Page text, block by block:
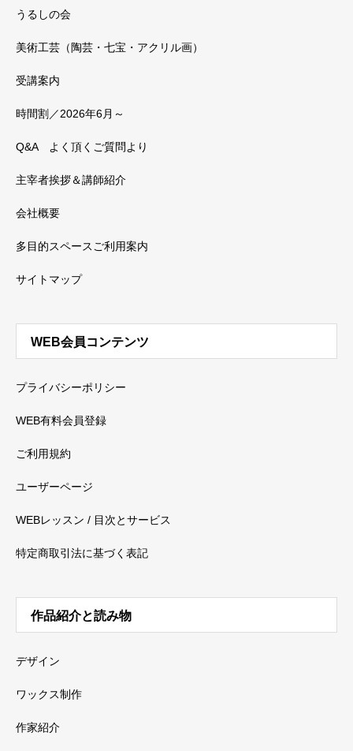
うるしの会
美術工芸（陶芸・七宝・アクリル画）
受講案内
時間割／2026年6月～
Q&A よく頂くご質問より
主宰者挨拶＆講師紹介
会社概要
多目的スペースご利用案内
サイトマップ
WEB会員コンテンツ
プライバシーポリシー
WEB有料会員登録
ご利用規約
ユーザーページ
WEBレッスン / 目次とサービス
特定商取引法に基づく表記
作品紹介と読み物
デザイン
ワックス制作
作家紹介